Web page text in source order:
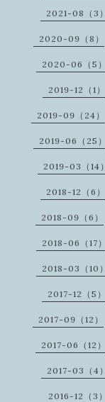
2021-08（3）
2020-09（8）
2020-06（5）
2019-12（1）
2019-09（24）
2019-06（25）
2019-03（14）
2018-12（6）
2018-09（6）
2018-06（17）
2018-03（10）
2017-12（5）
2017-09（12）
2017-06（12）
2017-03（4）
2016-12（3）